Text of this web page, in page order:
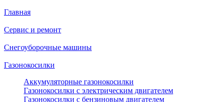
Главная
Сервис и ремонт
Снегоуборочные машины
Газонокосилки
Аккумуляторные газонокосилки
Газонокосилки с электрическим двигателем
Газонокосилки с бензиновым двигателем